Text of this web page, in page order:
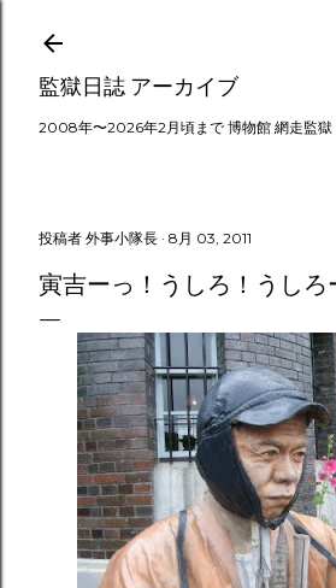
スキップしてメイン コ
監獄日誌 アーカイブ
2008年〜2026年2月頃まで 博物館 網走監獄
投稿者 外事小隊長 8月 03, 2011
寅吉ーっ！うしろ！うしろ